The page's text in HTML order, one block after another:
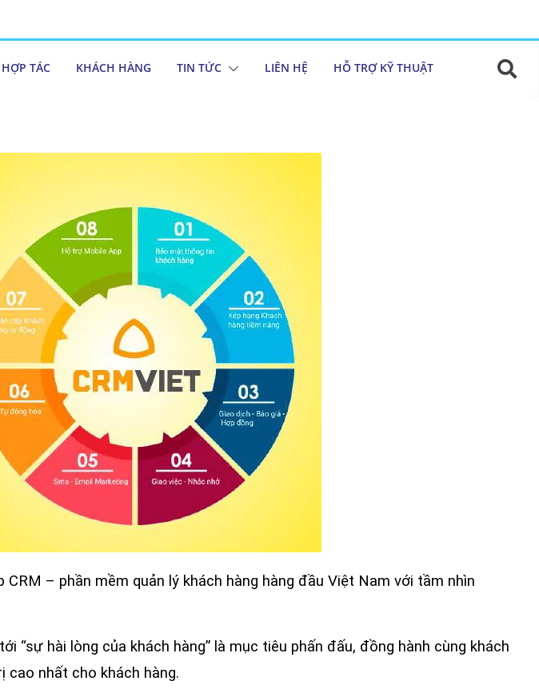
HỢP TÁC KHÁCH HÀNG TIN TỨC LIÊN HỆ HỖ TRỢ KỸ THUẬT
– phần mềm quản lý khách hàng hàng đầu Việt Nam với tầm nhìn
“sự hài lòng của khách hàng” là mục tiêu phấn đấu, đồng hành cùng khách
cao nhất cho khách hàng.